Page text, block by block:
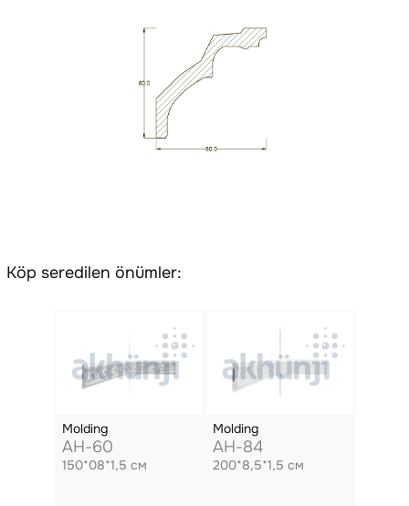
Köp seredilen önümler:
Molding
AH-60
150*08*1,5 см
Molding
AH-84
200*8,5*1,5 см